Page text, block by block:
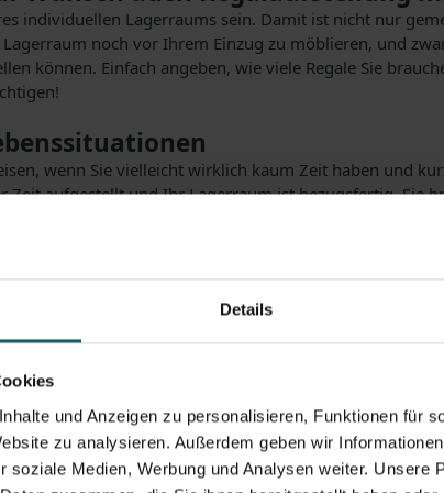
Details
und Anzeigen zu personalisieren, Funktionen für
zu analysieren. Außerdem geben wir
soziale Medien, Werbung und Analysen weiter. Unsere
individuellen Lagerraums sein. Damit ist nicht nur
noch vor Ihrem Einzug zu möblieren, und
können. Einfach angeben, wie viele Regale Sie
wenn Sie vielleicht wirklich kaum Zeit haben und
Zeit aufgestellt und Ihr Lagerraum ist bezugsfertig. Sie
Ende des alten Mietvertrags noch keine neue Wohnung
eines Auslandsaufenthalts einen Lagerraum, um
einige Gegenstände müssen an einem sicheren
und kurzfristig verfügbarer Lagerplatz zu günstigen
Ihre Werbematerialien Platz haben. Auch können
wenn Sie saisonalen Bedarf einlagern wollen, kann